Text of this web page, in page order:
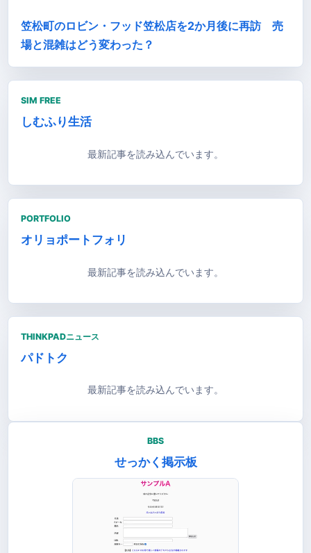
笠松町のロビン・フッド笠松店を2か月後に再訪 売
場と混雑はどう変わった？
SIM FREE
しむふり生活
最新記事を読み込んでいます。
PORTFOLIO
オリョポートフォリ
最新記事を読み込んでいます。
THINKPADニュース
パドトク
最新記事を読み込んでいます。
BBS
せっかく掲示板